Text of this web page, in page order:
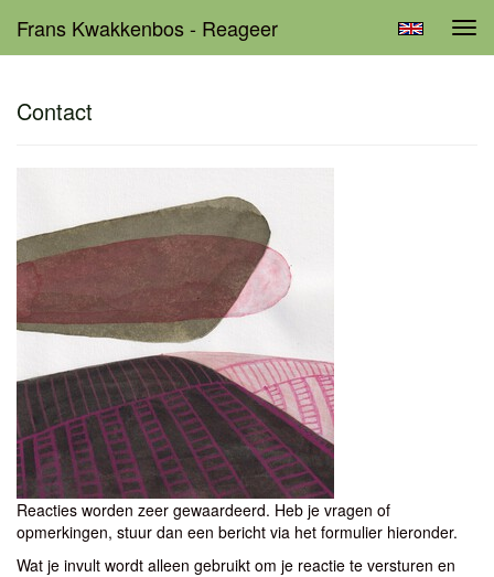
Frans Kwakkenbos - Reageer
Contact
Reacties worden zeer gewaardeerd. Heb je vragen of
opmerkingen, stuur dan een bericht via het formulier hieronder.
Wat je invult wordt alleen gebruikt om je reactie te versturen en